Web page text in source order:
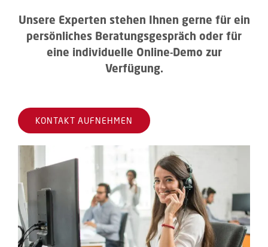
Unsere Experten stehen Ihnen gerne für ein
persönliches Beratungsgespräch oder für
eine individuelle Online-Demo zur
Verfügung.
KONTAKT AUFNEHMEN